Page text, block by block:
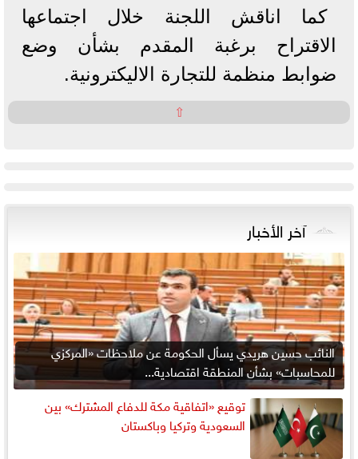
كما اناقش اللجنة خلال اجتماعها
الاقتراح برغبة المقدم بشأن وضع
ضوابط منظمة للتجارة الاليكترونية.
⇧
آخر الأخبار
النائب حسين هريدي يسأل الحكومة عن ملاحظات «المركزي
للمحاسبات» بشأن المنطقة اقتصادية...
توقيع «اتفاقية مكة للدفاع المشترك» بين
السعودية وتركيا وباكستان